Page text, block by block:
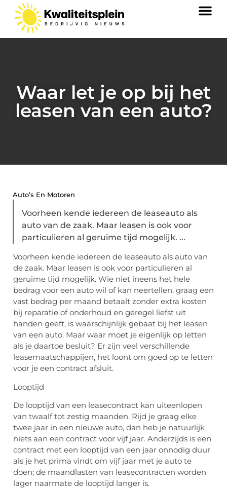
Waar let je op bij het
leasen van een auto?
Auto’s En Motoren
Voorheen kende iedereen de leaseauto als
auto van de zaak. Maar leasen is ook voor
particulieren al geruime tijd mogelijk. ...
Voorheen kende iedereen de leaseauto als auto van
de zaak. Maar leasen is ook voor particulieren al
geruime tijd mogelijk. Wie niet ineens het hele
bedrag voor een auto wil of kan neertellen, graag een
vast bedrag per maand betaalt zonder extra kosten
bij reparatie of onderhoud en geregel liefst uit
handen geeft, is waarschijnlijk gebaat bij het leasen
van een auto. Maar waar moet je eigenlijk op letten
als je daartoe besluit? Er zijn veel verschillende
leasemaatschappijen, het loont om goed op te letten
voor je een contract afsluit.
Looptijd
De looptijd van een leasecontract kan uiteenlopen
van twaalf tot zestig maanden. Rijd je graag elke
twee jaar in een nieuwe auto, dan heb je natuurlijk
niets aan een contract voor vijf jaar. Anderzijds is een
contract met een looptijd van een jaar onnodig duur
als je het prima vindt om vijf jaar met je auto te
doen; de maandlasten van leasecontracten worden
lager naarmate de looptijd langer is.